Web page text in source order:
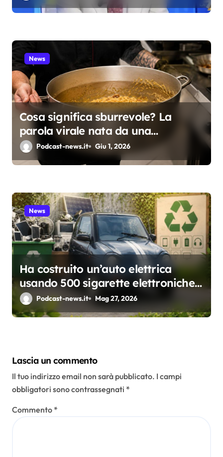
c
o
l
i
News
Cosa significa sburrevole? La
parola virale nata da una
spadellata di carbonara
Podcast-news.it Giu 1, 2026
News
Ha costruito un’auto elettrica
usando 500 sigarette elettroniche
usa e getta: il test che apre una
riflessione sul riciclo
Podcast-news.it Mag 27, 2026
Lascia un commento
Il tuo indirizzo email non sarà pubblicato. I campi
obbligatori sono contrassegnati *
Commento *